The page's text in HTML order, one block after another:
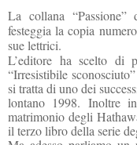
La collana
festeggia la copia
sue lettrici.
L’editore ha scelto di
“Irresistibile
si tratta di uno dei
lontano 1998. Inoltre
matrimonio degli
il terzo libro della serie